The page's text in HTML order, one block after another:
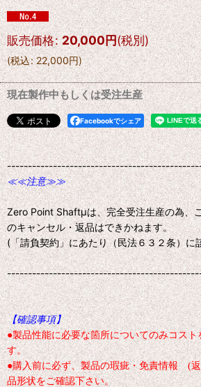
販売価格: 20,000円(税別)
(税込: 22,000円)
現在製作中もしくは受注生産
Facebookでシェア
≪≪注意≫≫
Zero Point Shaftμは、完全受注生産の為、
のキャンセル・返品はできかねます。
(「請負契約」にあたり（民法６３２条）に
【確認事項】
●製品性能に必要な箇所についてのみコス
す。
●購入前に必ず、製品の瑕疵・免責情報 (
品形状をご確認下さい。